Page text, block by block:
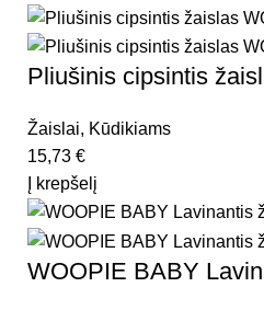
Pliušinis cipsintis
Žaislai, Kūdikiams
15,73 €
Į krepšelį
WOOPIE BABY